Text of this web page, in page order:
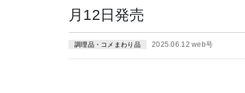
月12日発売
調理品・コメまわり品 2025.06.12 web号